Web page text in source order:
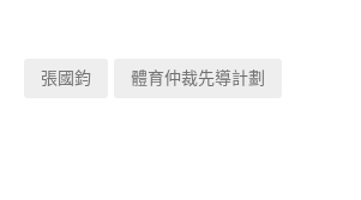
張國鈞 體育仲裁先導計劃